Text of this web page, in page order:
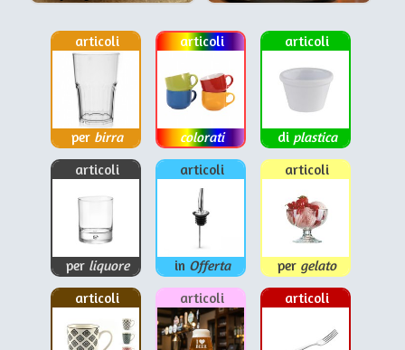
articoli
per birra
articoli
colorati
articoli
di plastica
articoli
per liquore
articoli
in Offerta
articoli
per gelato
articoli
articoli articoli